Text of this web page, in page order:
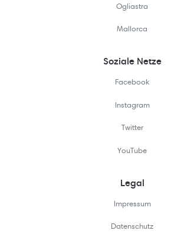
Ogliastra
Mallorca
Soziale Netze
Facebook
Instagram
Twitter
YouTube
Legal
Impressum
Datenschutz